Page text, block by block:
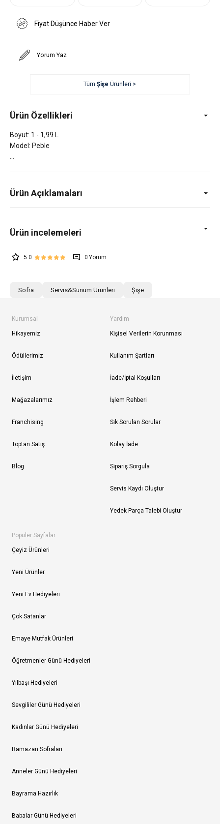
Fiyat Düşünce Haber Ver
Yorum Yaz
TümŞişe Ürünleri >
Ürün Özellikleri
Boyut: 1 - 1,99 L
Model: Peble
Ürün Açıklamaları
5.0 0
Sofra Servis&Sunum Ürünleri Şişe
Kurumsal
Hikayemiz
Ödüllerimiz
İletişim
Mağazalarımız
Franchising
Toptan Satış
Blog
Yardım
Kişisel Verilerin Korunması
Kullanım Şartları
İade/İptal Koşulları
İşlem Rehberi
Sık Sorulan Sorular
Kolay İade
Sipariş Sorgula
Servis Kaydı Oluştur
Yedek Parça Talebi Oluştur
Popüler Sayfalar
Çeyiz Ürünleri
Yeni Ürünler
Yeni Ev Hediyeleri
Çok Satanlar
Emaye Mutfak Ürünleri
Öğretmenler Günü Hediyeleri
Yılbaşı Hediyeleri
Sevgililer Günü Hediyeleri
Kadınlar Günü Hediyeleri
Ramazan Sofraları
Anneler Günü Hediyeleri
Bayrama Hazırlık
Babalar Günü Hediyeleri